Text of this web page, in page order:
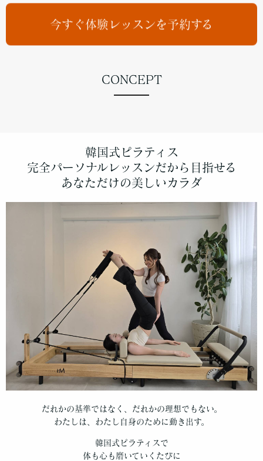
今すぐ体験レッスンを予約する
CONCEPT
韓国式ピラティス
完全パーソナルレッスンだから目指せる
あなただけの美しいカラダ
だれかの基準ではなく、だれかの理想でもない。
わたしは、わたし自身のために動き出す。
韓国式ピラティスで
体も心も磨いていくたびに